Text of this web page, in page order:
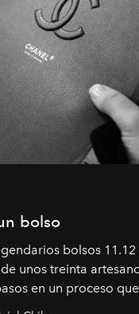
bolso
bolsos 11.12
unos treinta
en un proceso
ponen en práctica